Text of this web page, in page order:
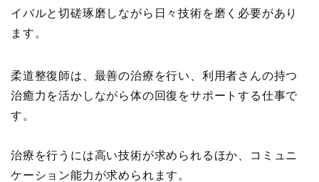
イバルと切磋琢磨しながら日々技術を磨く必要があり
ます。
柔道整復師は、最善の治療を行い、利用者さんの持つ
治癒力を活かしながら体の回復をサポートする仕事で
す。
治療を行うには高い技術が求められるほか、コミュニ
ケーション能力が求められます。